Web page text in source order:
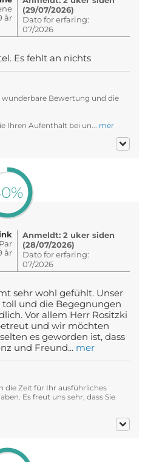
år
(29/07/2026)
Dato for erfaring:
07/2026
Es fehlt an nichts
wunderbare Bewertung und die
Ihren Aufenthalt bei un... mer
Par
år
Anmeldt: 2 uker siden
(28/07/2026)
Dato for erfaring:
07/2026
sehr wohl gefühlt. Unser
und die Begegnungen
Vor allem Herr Rositzki
und wir möchten
es geworden ist, dass
und Freund... mer
die Zeit für Ihr ausführliches
Es freut uns sehr, dass Sie